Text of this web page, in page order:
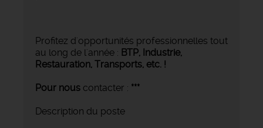
Profitez d'opportunités professionnelles tout
au long de l'année : BTP, Industrie,
Restauration, Transports, etc. !
Pour nous contacter : ***
Description du poste